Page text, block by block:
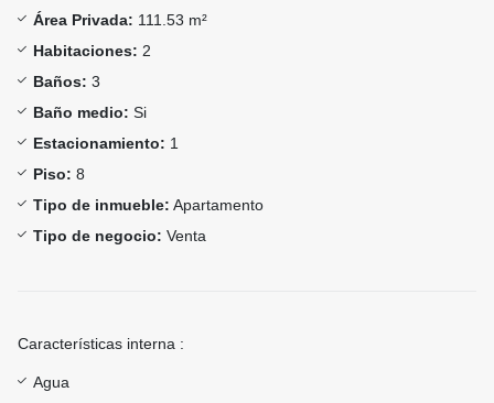
Área Privada: 111.53 m²
Habitaciones: 2
Baños: 3
Baño medio: Si
Estacionamiento: 1
Piso: 8
Tipo de inmueble: Apartamento
Tipo de negocio: Venta
Características interna :
Agua